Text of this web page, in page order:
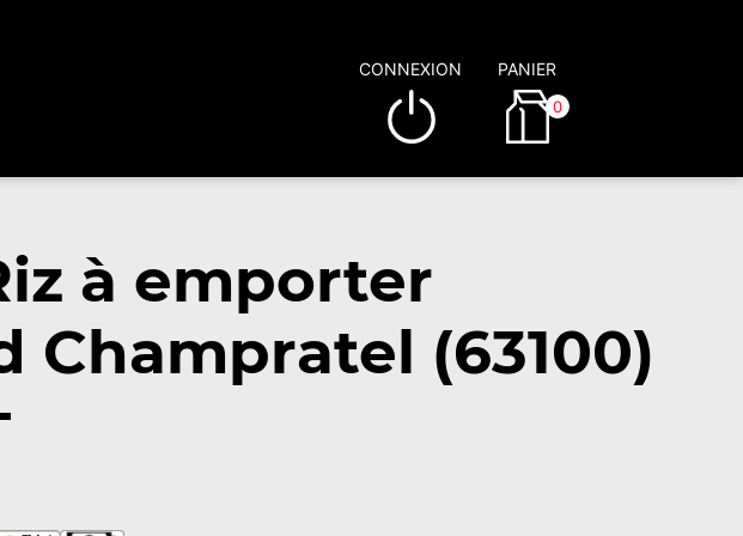
CONNEXION PANIER
0
à emporter
(63100)